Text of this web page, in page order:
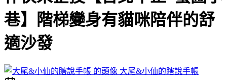
巷】階梯變身有貓咪陪伴的舒
適沙發
大尾&小仙的瞎說手帳